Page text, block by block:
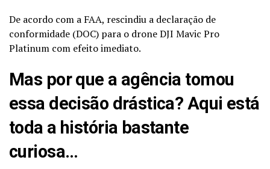
De acordo com a FAA, rescindiu a declaração de
conformidade (DOC) para o drone DJI Mavic Pro
Platinum com efeito imediato.
Mas por que a agência tomou
essa decisão drástica? Aqui está
toda a história bastante
curiosa…